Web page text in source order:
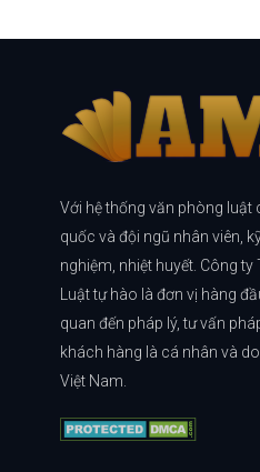
Với hệ thống văn phòng luật
quốc và đội ngũ nhân viên,
nghiệm, nhiệt huyết. Công ty
Luật tự hào là đơn vị hàng
quan đến pháp lý, tư vấn
khách hàng là cá nhân và
Việt Nam.